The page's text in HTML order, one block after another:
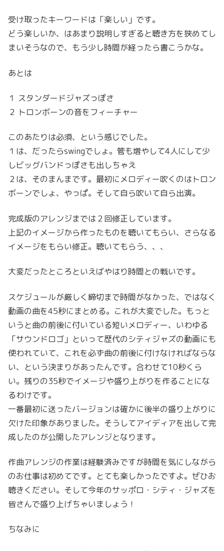
受け取ったキーワードは「楽しい」です。
どう楽しいか、はあまり説明しすぎると聴き方を狭めてし
まいそうなので、もう少し時間が経ったら書こうかな。
あとは
１ スタンダードジャズっぽさ
２ トロンボーンの音をフィーチャー
このあたりは必須、という感じでした。
１は、だったらswingでしょ。管も増やして4人にして少
しビッグバンドっぽさも出しちゃえ
２は、そのまんまです。最初にメロディー吹くのはトロン
ボーンでしょ、やっぱ。そして自ら吹いて自ら出演。
完成版のアレンジまでは２回修正しています。
上記のイメージから作ったものを聴いてもらい、さらなる
イメージをもらい修正。聴いてもらう、、、
大変だったところといえばやはり時間との戦いです。
スケジュールが厳しく締切まで時間がなかった、ではなく
動画の曲を45秒にまとめる。これが大変でした。もっと
いうと曲の前後に付いている短いメロディー、いわゆる
「サウンドロゴ」といって歴代のシティジャズの動画にも
使われていて、これを必ず曲の前後に付けなければならな
い、という決まりがあったんです。合わせて10秒くら
い。残りの35秒でイメージや盛り上がりを作ることにな
るわけです。
一番最初に送ったバージョンは確かに後半の盛り上がりに
欠けた印象がありました。そうしてアイディアを出して完
成したのが公開したアレンジとなります。
作曲アレンジの作業は経験済みですが時間を気にしながら
のお仕事は初めてです。とても楽しかったですよ。ぜひお
聴きください。そして今年のサッポロ・シティ・ジャズを
皆さんで盛り上げちゃいましょう！
ちなみに